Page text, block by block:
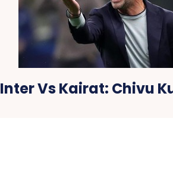
Inter Vs Kairat: Chivu